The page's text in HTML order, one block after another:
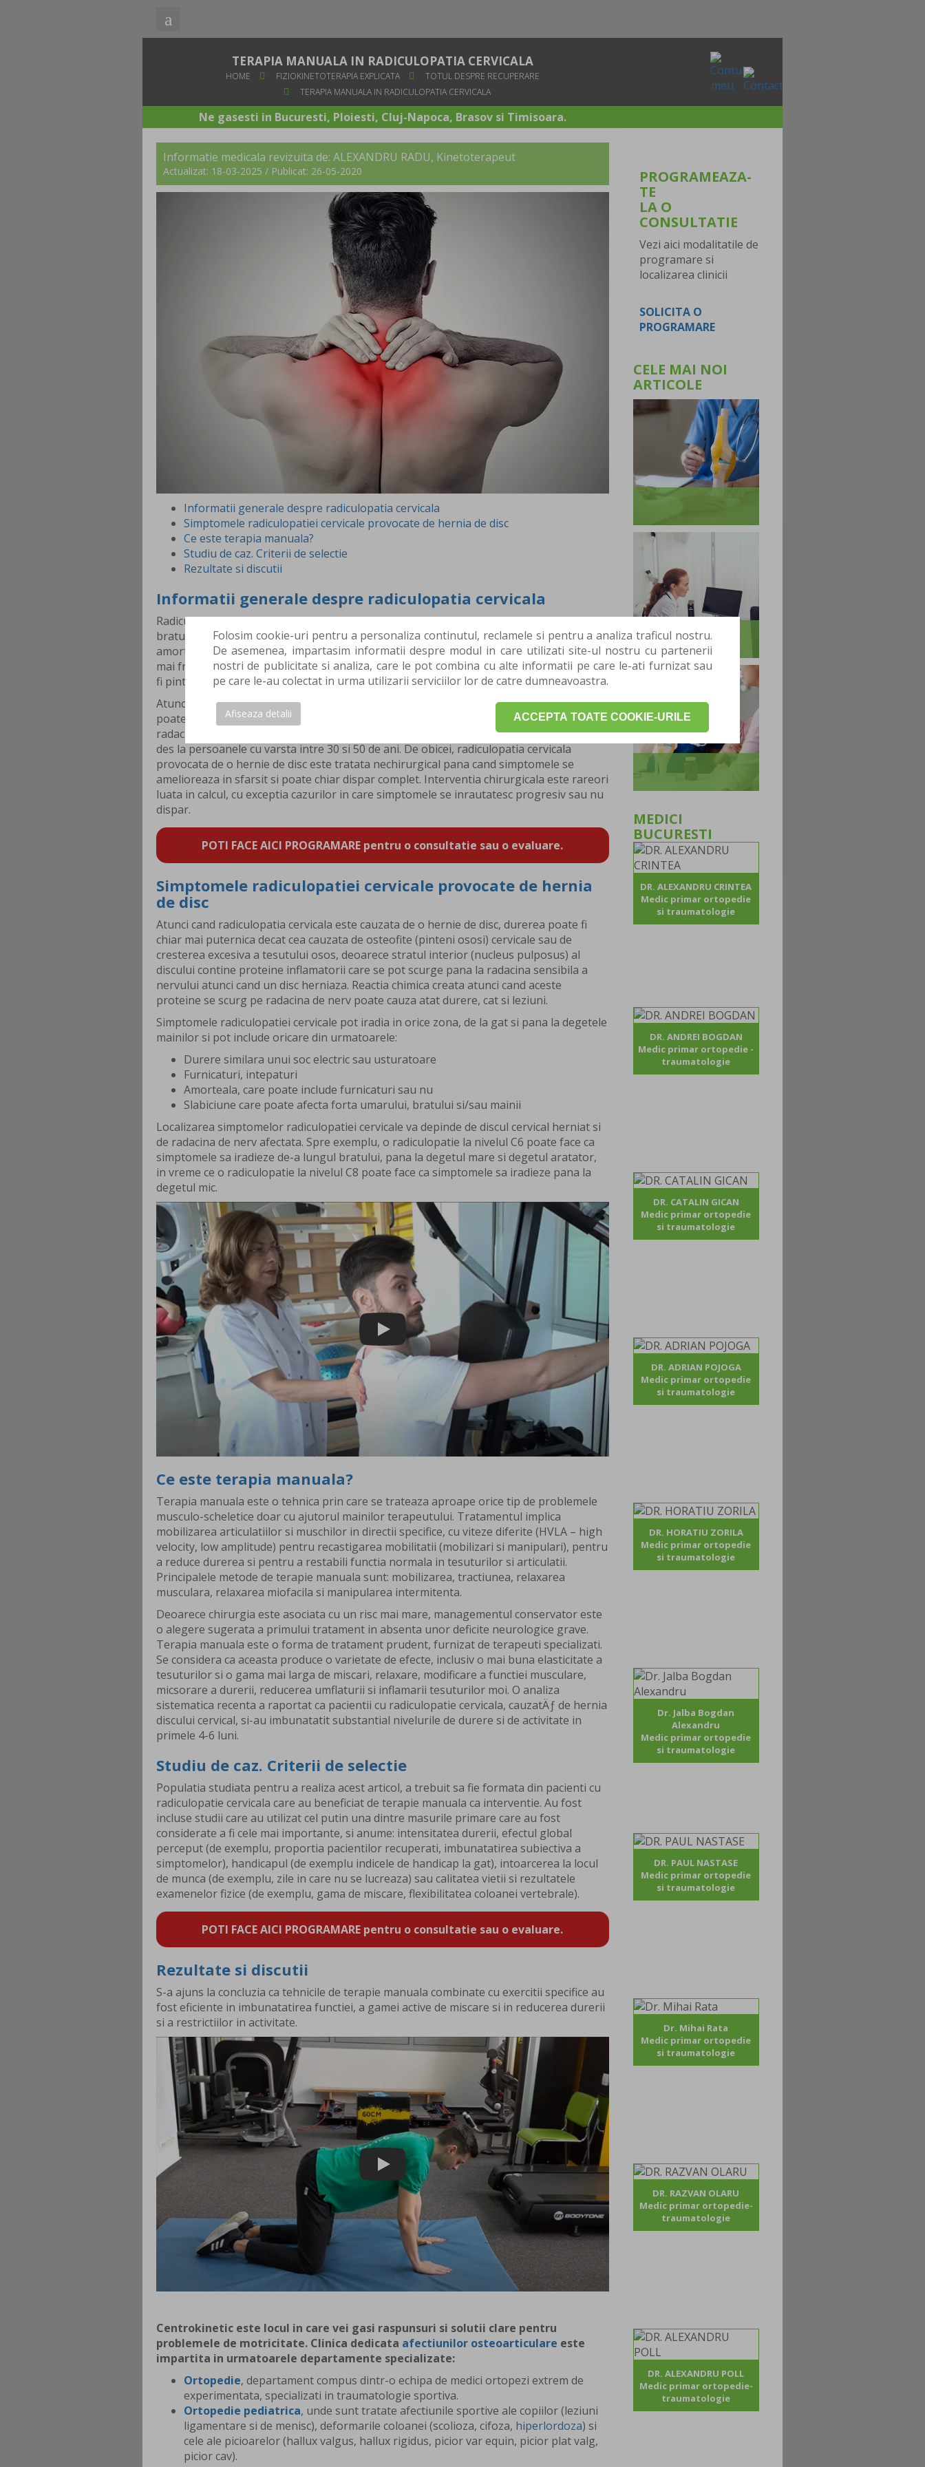
Folosim cookie-uri pentru a personaliza continutul, reclamele si pentru a analiza traficul nostru.
De asemenea, impartasim informatii despre modul in care utilizati site-ul nostru cu partenerii
nostri de publicitate si analiza, care le pot combina cu alte informatii pe care le-ati furnizat sau
pe care le-au colectat in urma utilizarii serviciilor lor de catre dumneavoastra.
ACCEPTA TOATE COOKIE-URILE
Afiseaza detalii
TERAPIA MANUALA IN RADICULOPATIA CERVICALA
HOME FIZIOKINETOTERAPIA EXPLICATA
TOTUL DESPRE RECUPERARE
TERAPIA MANUALA IN RADICULOPATIA CERVICALA
Ne gasesti in Bucuresti, Ploiesti, Cluj-Napoca, Brasov si Timisoara.
Informatie medicala revizuita de: ALEXANDRU RADU, Kinetoterapeut
Actualizat: 18-03-2025 / Publicat: 26-05-2020
Informatii generale despre radiculopatia cervicala
Simptomele radiculopatiei cervicale provocate de hernia de disc
Ce este terapia manuala?
Studiu de caz. Criterii de selectie
Rezultate si discutii
Informatii generale despre radiculopatia cervicala
Radiculopatia cervicala (RC) este un termen folosit pentru a descrie durerea radianta a
bratului cu modificari motorii, reflexive si/sau senzoriale (cum ar fi parestezia sau
amorteala), provocate de postura (posturi) de gat si/sau de miscare (miscari). Este cel
mai frecvent cauzat de o hernie a discului cervical sau de modificari spondilotice, cum ar
fi pintenii ososi, care au ca rezultat comprimarea si/sau inflamarea nervilor.
Atunci cand un disc intervertebral herniaza la nivelul gatului, continutul acestuia se
poate scurge in canalul vertebral sau in tunelul radacinii nervului si poate afecta
radacina nervului care iese din coloana. Herniile de disc la nivelul gatului apar cel mai
des la persoanele cu varsta intre 30 si 50 de ani. De obicei, radiculopatia cervicala
provocata de o hernie de disc este tratata nechirurgical pana cand simptomele se
amelioreaza in sfarsit si poate chiar dispar complet. Interventia chirurgicala este rareori
luata in calcul, cu exceptia cazurilor in care simptomele se inrautatesc progresiv sau nu
dispar.
POTI FACE AICI PROGRAMARE pentru o consultatie sau o evaluare.
Simptomele radiculopatiei cervicale provocate de hernia
de disc
Atunci cand radiculopatia cervicala este cauzata de o hernie de disc, durerea poate fi
chiar mai puternica decat cea cauzata de osteofite (pinteni ososi) cervicale sau de
cresterea excesiva a tesutului osos, deoarece stratul interior (nucleus pulposus) al
discului contine proteine inflamatorii care se pot scurge pana la radacina sensibila a
nervului atunci cand un disc herniaza. Reactia chimica creata atunci cand aceste
proteine se scurg pe radacina de nerv poate cauza atat durere, cat si leziuni.
Simptomele radiculopatiei cervicale pot iradia in orice zona, de la gat si pana la degetele
mainilor si pot include oricare din urmatoarele:
Durere similara unui soc electric sau usturatoare
Furnicaturi, intepaturi
Amorteala, care poate include furnicaturi sau nu
Slabiciune care poate afecta forta umarului, bratului si/sau mainii
Localizarea simptomelor radiculopatiei cervicale va depinde de discul cervical herniat si
de radacina de nerv afectata. Spre exemplu, o radiculopatie la nivelul C6 poate face ca
simptomele sa iradieze de-a lungul bratului, pana la degetul mare si degetul aratator,
in vreme ce o radiculopatie la nivelul C8 poate face ca simptomele sa iradieze pana la
degetul mic.
Play
Ce este terapia manuala?
Terapia manuala este o tehnica prin care se trateaza aproape orice tip de problemele
musculo-scheletice doar cu ajutorul mainilor terapeutului. Tratamentul implica
mobilizarea articulatiilor si muschilor in directii specifice, cu viteze diferite (HVLA – high
velocity, low amplitude) pentru recastigarea mobilitatii (mobilizari si manipulari), pentru
a reduce durerea si pentru a restabili functia normala in tesuturilor si articulatii.
Principalele metode de terapie manuala sunt: mobilizarea, tractiunea, relaxarea
musculara, relaxarea miofacila si manipularea intermitenta.
Deoarece chirurgia este asociata cu un risc mai mare, managementul conservator este
o alegere sugerata a primului tratament in absenta unor deficite neurologice grave.
Terapia manuala este o forma de tratament prudent, furnizat de terapeuti specializati.
Se considera ca aceasta produce o varietate de efecte, inclusiv o mai buna elasticitate a
tesuturilor si o gama mai larga de miscari, relaxare, modificare a functiei musculare,
micsorare a durerii, reducerea umflaturii si inflamarii tesuturilor moi. O analiza
sistematica recenta a raportat ca pacientii cu radiculopatie cervicala, cauzatÄƒ de hernia
discului cervical, si-au imbunatatit substantial nivelurile de durere si de activitate in
primele 4-6 luni.
Studiu de caz. Criterii de selectie
Populatia studiata pentru a realiza acest articol, a trebuit sa fie formata din pacienti cu
radiculopatie cervicala care au beneficiat de terapie manuala ca interventie. Au fost
incluse studii care au utilizat cel putin una dintre masurile primare care au fost
considerate a fi cele mai importante, si anume: intensitatea durerii, efectul global
perceput (de exemplu, proportia pacientilor recuperati, imbunatatirea subiectiva a
simptomelor), handicapul (de exemplu indicele de handicap la gat), intoarcerea la locul
de munca (de exemplu, zile in care nu se lucreaza) sau calitatea vietii si rezultatele
examenelor fizice (de exemplu, gama de miscare, flexibilitatea coloanei vertebrale).
POTI FACE AICI PROGRAMARE pentru o consultatie sau o evaluare.
Rezultate si discutii
S-a ajuns la concluzia ca tehnicile de terapie manuala combinate cu exercitii specifice au
fost eficiente in imbunatatirea functiei, a gamei active de miscare si in reducerea durerii
si a restrictiilor in activitate.
Play
Centrokinetic este locul in care vei gasi raspunsuri si solutii clare pentru
problemele de motricitate. Clinica dedicata afectiunilor osteoarticulare este
impartita in urmatoarele departamente specializate:
Ortopedie, departament compus dintr-o echipa de medici ortopezi extrem de
experimentata, specializati in traumatologie sportiva.
Ortopedie pediatrica, unde sunt tratate afectiunile sportive ale copiilor (leziuni
ligamentare si de menisc), deformarile coloanei (scolioza, cifoza, hiperlordoza) si
cele ale picioarelor (hallux valgus, hallux rigidus, picior var equin, picior plat valg,
picior cav).
PROGRAMEAZA-
TE
LA O
CONSULTATIE
Vezi aici modalitatile de
programare si
localizarea clinicii
SOLICITA O
PROGRAMARE
CELE MAI NOI
ARTICOLE
MEDICI
BUCURESTI
DR. ALEXANDRU CRINTEA
Medic primar ortopedie
si traumatologie
DR. ANDREI BOGDAN
Medic primar ortopedie -
traumatologie
DR. CATALIN GICAN
Medic primar ortopedie
si traumatologie
DR. ADRIAN POJOGA
Medic primar ortopedie
si traumatologie
DR. HORATIU ZORILA
Medic primar ortopedie
si traumatologie
Dr. Jalba Bogdan
Alexandru
Medic primar ortopedie
si traumatologie
DR. PAUL NASTASE
Medic primar ortopedie
si traumatologie
Dr. Mihai Rata
Medic primar ortopedie
si traumatologie
DR. RAZVAN OLARU
Medic primar ortopedie-
traumatologie
DR. ALEXANDRU POLL
Medic primar ortopedie-
traumatologie